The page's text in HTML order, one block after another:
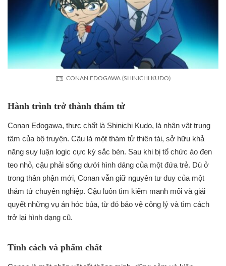
CONAN EDOGAWA (SHINICHI KUDO)
Hành trình trở thành thám tử
Conan Edogawa, thực chất là Shinichi Kudo, là nhân vật trung
tâm của bộ truyện. Cậu là một thám tử thiên tài, sở hữu khả
năng suy luận logic cực kỳ sắc bén. Sau khi bị tổ chức áo đen
teo nhỏ, cậu phải sống dưới hình dáng của một đứa trẻ. Dù ở
trong thân phận mới, Conan vẫn giữ nguyên tư duy của một
thám tử chuyên nghiệp. Cậu luôn tìm kiếm manh mối và giải
quyết những vụ án hóc búa, từ đó bảo vệ công lý và tìm cách
trở lại hình dạng cũ.
Tính cách và phẩm chất